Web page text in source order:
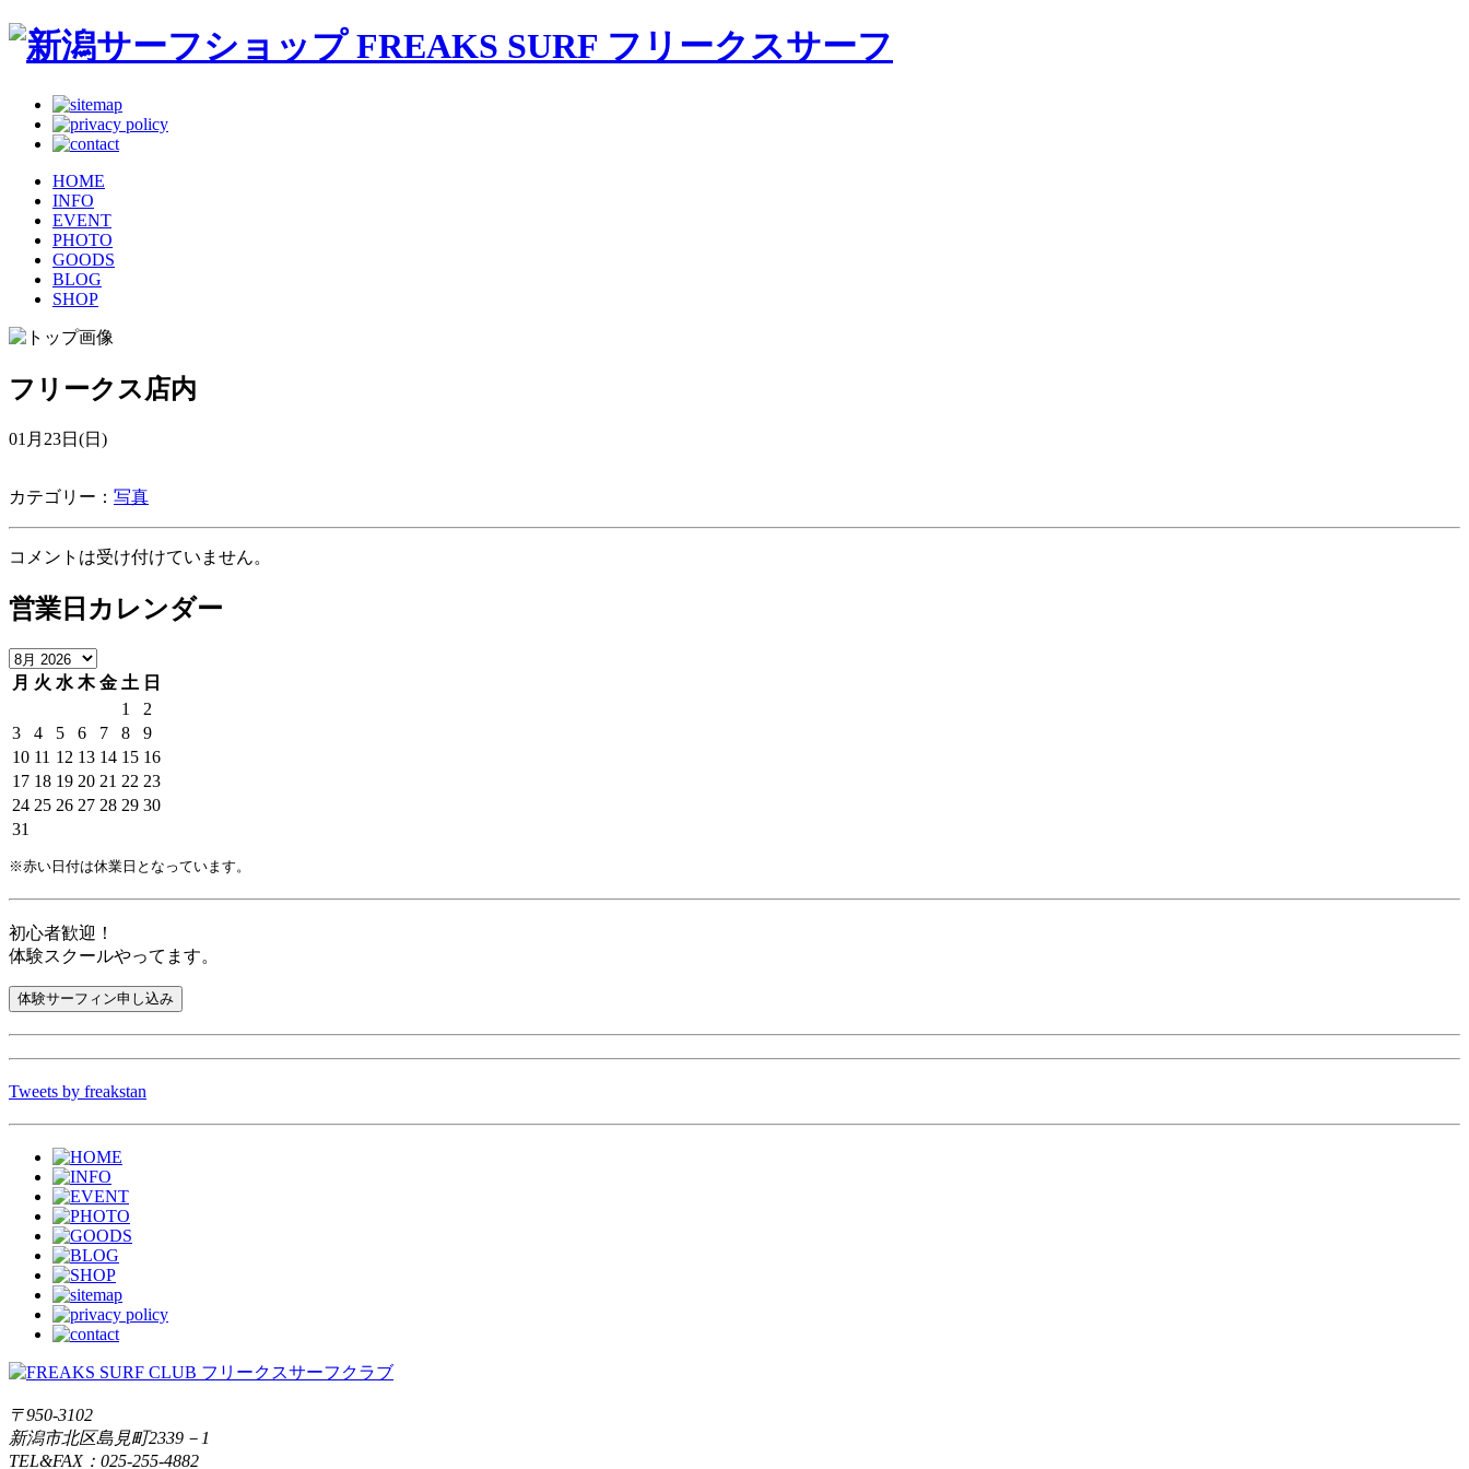
HOME
INFO
EVENT
PHOTO
GOODS
BLOG
SHOP
フリークス店内
01月23日(日)
カテゴリー： 写真
コメントは受け付けていません。
営業日カレンダー
月 火 水 木 金 土 日
1
2
3
4 5 6 7 8
9
10 11 12 13 14 15 16
17 18 19 20 21 22 23
24 25 26 27 28 29 30
31
※赤い日付は休業日となっています。
初心者歓迎！
体験スクールやってます。
Tweets by freakstan
〒950-3102
新潟市北区島見町2339－1
TEL&FAX：025-255-4882